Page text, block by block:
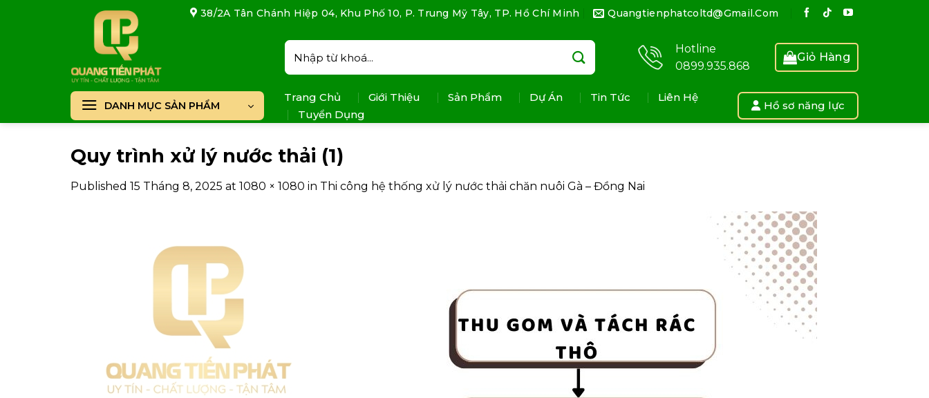
38/2A Tân Chánh Hiệp 04, Khu Phố 10, P. Trung Mỹ Tây, TP. Hồ Chí Minh Quangtienphatcoltd@gmail.com
Tìm
kiếm:
Hotline
0899.935.868
Giỏ Hàng
DANH MỤC SẢN PHẨM
Trang Chủ Giới Thiệu Sản Phẩm Dự Án Tin Tức
Liên Hệ
Tuyển Dụng
Hồ sơ năng lực
Quy trình xử lý nước thải (1)
Published 15 Tháng 8, 2025 at 1080 × 1080 in Thi công hệ thống xử lý nước thải chăn nuôi Gà – Đồng Nai